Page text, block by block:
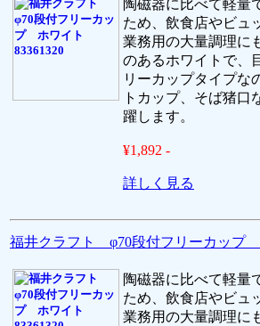
陶磁器に比べて軽量
ため、飲食店やビュ
業務用の大量調理に
のあるホワイトで、
リーカップタイプな
トカップ、そば猪口
躍します。
¥1,892 -
詳しく見る
福井クラフト φ70段付フリーカップ
陶磁器に比べて軽量
ため、飲食店やビュ
業務用の大量調理に